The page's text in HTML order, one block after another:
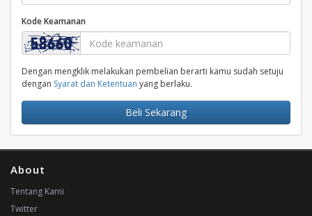
Kode Keamanan
Dengan mengklik melakukan pembelian berarti kamu sudah setuju
dengan Syarat dan Ketentuan yang berlaku.
Beli Sekarang
About
Tentang Kami
Twitter